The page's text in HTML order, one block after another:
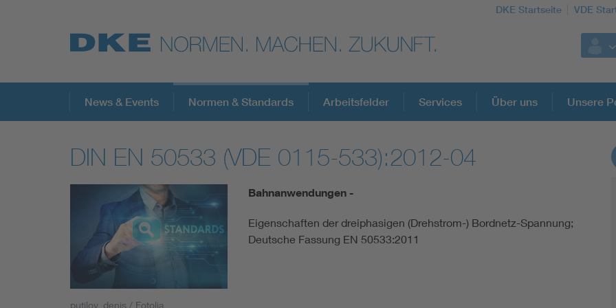
DKE Startseite VDE
Top-Themen
VDE Fokusthemen
Digital Security
Energy
DKE Fachinformationen im Kontext der
Circular Economy für mehr Ressourceneffizienz
News & Events Normen & Standards Arbeitsfelder Services Über uns Unsere
DIN EN 50533 (VDE 0115-533):2012-04
putilov_denis / Fotolia
Bahnanwendungen -
Eigenschaften der dreiphasigen (Drehstrom-) Bordnetz-Spannung;
Deutsche Fassung EN 50533:2011